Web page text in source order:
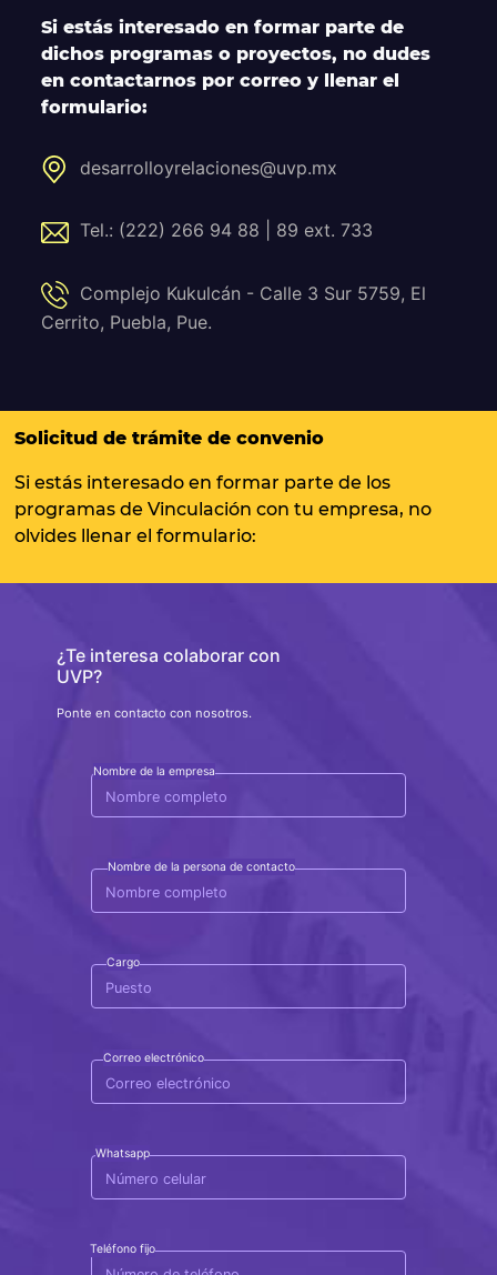
Si estás interesado en formar parte de
dichos programas o proyectos, no dudes
en contactarnos por correo y llenar el
formulario:
desarrolloyrelaciones@uvp.mx
Tel.: (222) 266 94 88 | 89 ext. 733
Complejo Kukulcán - Calle 3 Sur 5759, El
Cerrito, Puebla, Pue.
Solicitud de trámite de convenio
Si estás interesado en formar parte de los
programas de Vinculación con tu empresa, no
olvides llenar el formulario:
¿Te interesa colaborar con
UVP?
Ponte en contacto con nosotros.
Nombre de la empresa
Nombre de la persona de contacto
Cargo
Correo electrónico
Whatsapp
Teléfono fijo